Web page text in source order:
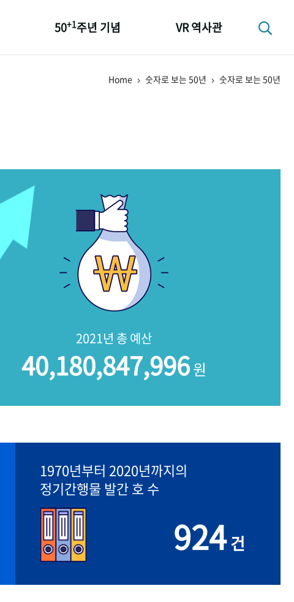
50+1주년 기념 VR 역사관
Home 숫자로 보는 50년 숫자로 보는 50년
2021년 총 예산
40,180,847,996원
1970년부터 2020년까지의
정기간행물 발간 호 수
924건